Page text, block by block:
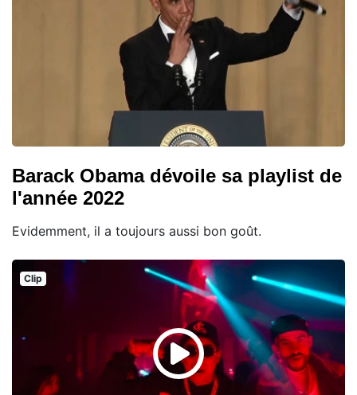
Barack Obama dévoile sa playlist de
l'année 2022
Evidemment, il a toujours aussi bon goût.
Clip